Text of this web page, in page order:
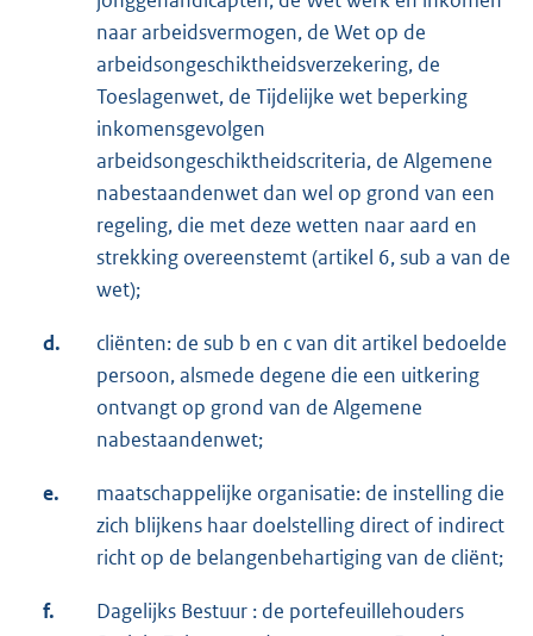
naar arbeidsvermogen, de Wet op de
arbeidsongeschiktheidsverzekering, de
Toeslagenwet, de Tijdelijke wet beperking
inkomensgevolgen
arbeidsongeschiktheidscriteria, de Algemene
nabestaandenwet dan wel op grond van een
regeling, die met deze wetten naar aard en
strekking overeenstemt (artikel 6, sub a van de
wet);
d.
cliënten: de sub b en c van dit artikel bedoelde
persoon, alsmede degene die een uitkering
ontvangt op grond van de Algemene
nabestaandenwet;
e.
maatschappelijke organisatie: de instelling die
zich blijkens haar doelstelling direct of indirect
richt op de belangenbehartiging van de cliënt;
f.
Dagelijks Bestuur : de portefeuillehouders